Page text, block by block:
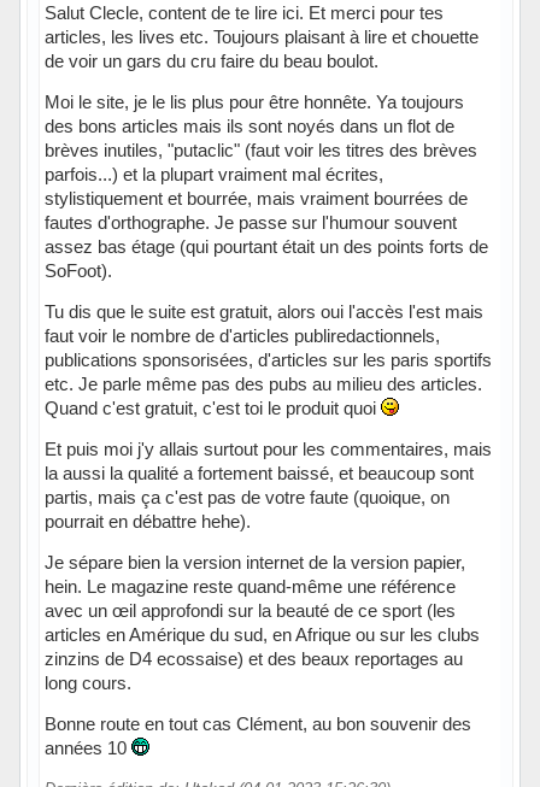
Salut Clecle, content de te lire ici. Et merci pour tes
articles, les lives etc. Toujours plaisant à lire et chouette
de voir un gars du cru faire du beau boulot.
Moi le site, je le lis plus pour être honnête. Ya toujours
des bons articles mais ils sont noyés dans un flot de
brèves inutiles, "putaclic" (faut voir les titres des brèves
parfois...) et la plupart vraiment mal écrites,
stylistiquement et bourrée, mais vraiment bourrées de
fautes d'orthographe. Je passe sur l'humour souvent
assez bas étage (qui pourtant était un des points forts de
SoFoot).
Tu dis que le suite est gratuit, alors oui l'accès l'est mais
faut voir le nombre de d'articles publiredactionnels,
publications sponsorisées, d'articles sur les paris sportifs
etc. Je parle même pas des pubs au milieu des articles.
Quand c'est gratuit, c'est toi le produit quoi
Et puis moi j'y allais surtout pour les commentaires, mais
la aussi la qualité a fortement baissé, et beaucoup sont
partis, mais ça c'est pas de votre faute (quoique, on
pourrait en débattre hehe).
Je sépare bien la version internet de la version papier,
hein. Le magazine reste quand-même une référence
avec un œil approfondi sur la beauté de ce sport (les
articles en Amérique du sud, en Afrique ou sur les clubs
zinzins de D4 ecossaise) et des beaux reportages au
long cours.
Bonne route en tout cas Clément, au bon souvenir des
années 10